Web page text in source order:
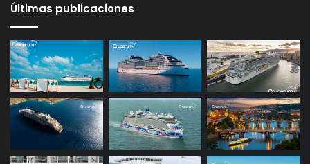
Últimas publicaciones